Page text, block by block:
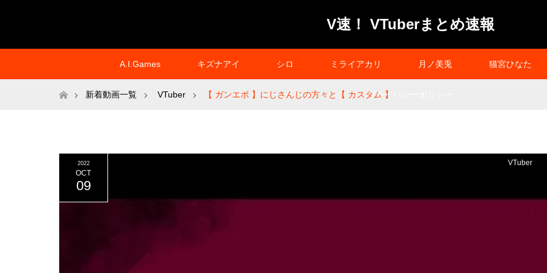
V速！ VTuberまとめ速報
A.I.Games キズナアイ シロ ミライアカリ 月ノ美兎 猫宮ひなた
プライバシーポリシー
ホーム新着動画一覧 VTuber 【 ガンエボ 】にじさんじの方々と【 カスタム 】
2022
OCT
09
VTuber